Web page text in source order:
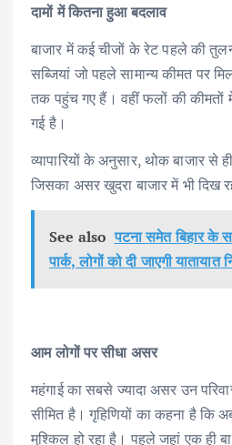
दामों में कितना हुआ बदलाव
बाजार में कई चीजों के रेट पहले की
सब्जियां जो पहले सामान्य कीमत पर
तक पहुंच गए हैं। वहीं फलों की कीमतों
गई है।
व्यापारियों के अनुसार, थोक बाजार से
जिसका असर खुदरा बाजार में भी दिख
See also पटना समेत बिहार के
पार्क, लोगों को दी जाएगी यातायात
आम लोगों पर सीधा असर
महंगाई का सबसे ज्यादा असर उन
सीमित है। गृहिणियों का कहना है कि
मुश्किल हो रहा है। पहले जहां एक ही